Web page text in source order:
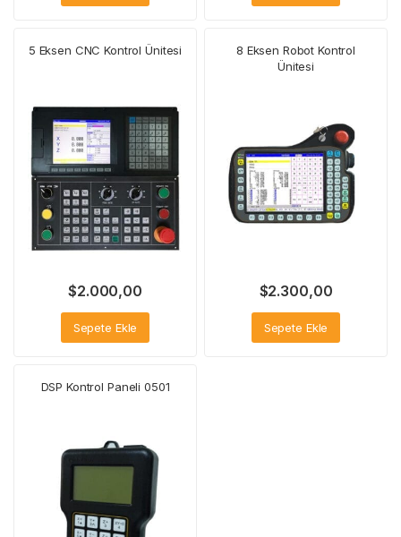
5 Eksen CNC Kontrol Ünitesi
$2.000,00
Sepete Ekle
8 Eksen Robot Kontrol
Ünitesi
$2.300,00
Sepete Ekle
DSP Kontrol Paneli 0501